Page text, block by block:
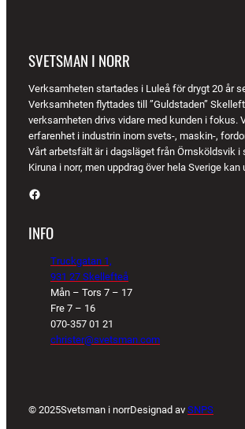
SVETSMAN I NORR
Verksamheten startades i Luleå för drygt 20 år
Verksamheten flyttades till ”Guldstaden”
verksamheten drivs vidare med kunden i fokus.
erfarenhet i industrin inom svets-, maskin-,
Vårt arbetsfält är i dagsläget från Örnsköldsvik i
Kiruna i norr, men uppdrag över hela Sverige kan
Facebook
INFO
Truckgatan 1,
931 27 Skellefteå
Mån – Tors 7 – 17
Fre 7 – 16
070-357 01 21
christer@svetsman.com
© 2025Svetsman i norrDesignad av SNPS